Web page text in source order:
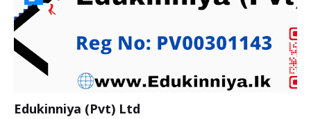
Edukinniya (Pvt) Ltd